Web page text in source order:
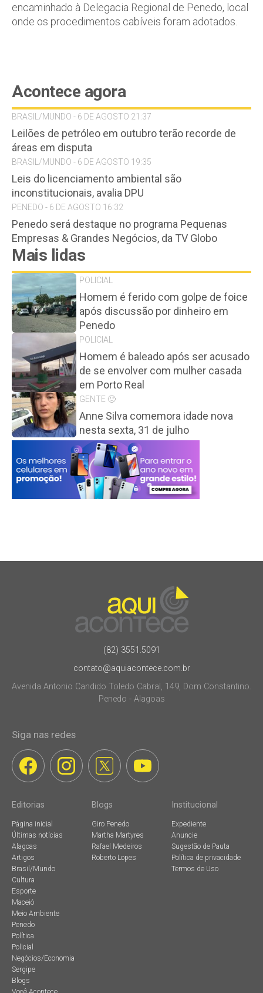
encaminhado à Delegacia Regional de Penedo, local
onde os procedimentos cabíveis foram adotados.
Acontece agora
BRASIL/MUNDO - 6 DE AGOSTO 21:37
Leilões de petróleo em outubro terão recorde de
áreas em disputa
BRASIL/MUNDO - 6 DE AGOSTO 19:35
Leis do licenciamento ambiental são
inconstitucionais, avalia DPU
PENEDO - 6 DE AGOSTO 16:32
Penedo será destaque no programa Pequenas
Empresas & Grandes Negócios, da TV Globo
Mais lidas
POLICIAL
Homem é ferido com golpe de foice
após discussão por dinheiro em
Penedo
POLICIAL
Homem é baleado após ser acusado
de se envolver com mulher casada
em Porto Real
GENTE 🙂
Anne Silva comemora idade nova
nesta sexta, 31 de julho
(82) 3551.5091
contato@aquiacontece.com.br
Avenida Antonio Candido Toledo Cabral, 149, Dom Constantino.
Penedo - Alagoas
Siga nas redes
Editorias
Página inicial
Últimas notícias
Alagoas
Artigos
Brasil/Mundo
Cultura
Esporte
Maceió
Meio Ambiente
Penedo
Política
Policial
Negócios/Economia
Sergipe
Blogs
Blogs
Giro Penedo
Martha Martyres
Rafael Medeiros
Roberto Lopes
Institucional
Expediente
Anuncie
Sugestão de Pauta
Política de privacidade
Termos de Uso